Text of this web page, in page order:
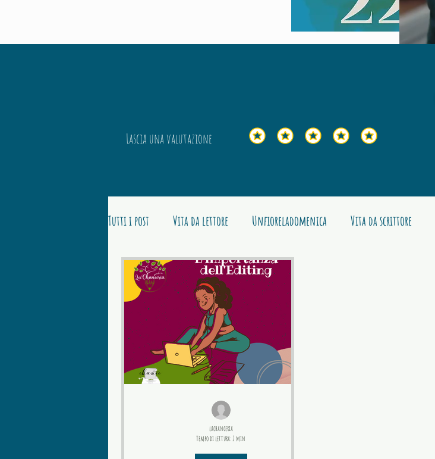
Lascia una valutazione
Tutti i post Vita da lettore Unfioreladomenica Vita da scrittore
lachanceria
Tempo di lettura: 2 min